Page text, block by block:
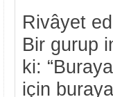
Rivâyet
Bir gurup
ki:
için